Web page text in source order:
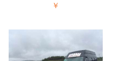
￥